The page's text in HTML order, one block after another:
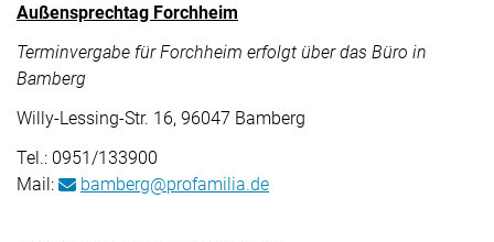
Außensprechtag Forchheim
Terminvergabe für Forchheim erfolgt über das Büro in
Bamberg
Willy-Lessing-Str. 16, 96047 Bamberg
Tel.: 0951/133900
Mail:
bamberg@profamilia.de